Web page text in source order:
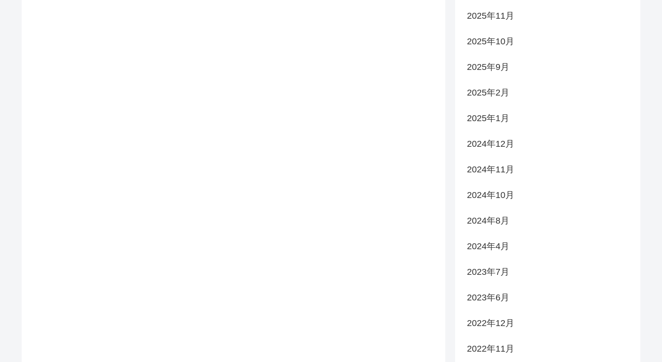
2025年11月
2025年10月
2025年9月
2025年2月
2025年1月
2024年12月
2024年11月
2024年10月
2024年8月
2024年4月
2023年7月
2023年6月
2022年12月
2022年11月